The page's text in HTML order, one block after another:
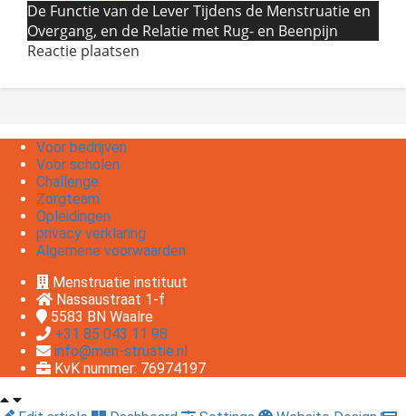
De Functie van de Lever Tijdens de Menstruatie en
Overgang, en de Relatie met Rug- en Beenpijn
Reactie plaatsen
Voor bedrijven
Voor scholen
Challenge
Zorgteam
Opleidingen
privacy verklaring
Algemene voorwaarden
Menstruatie instituut
Nassaustraat 1-f
5583 BN Waalre
+31 85 043 11 98
info@men-struatie.nl
KvK nummer: 76974197